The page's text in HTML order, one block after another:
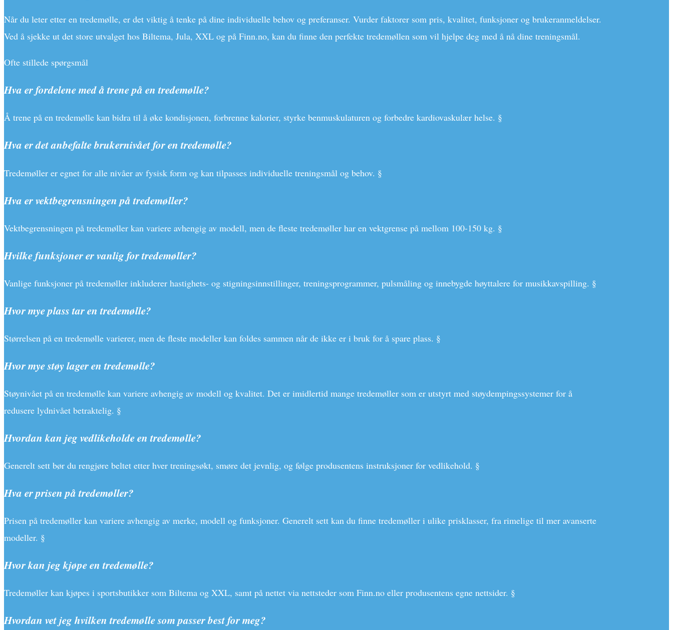
Når du leter etter en tredemølle, er det viktig å tenke på dine individuelle behov og preferanser. Vurder faktorer som pris, kvalitet, funksjoner og brukeranmeldelser.
Ved å sjekke ut det store utvalget hos Biltema, Jula, XXL og på Finn.no, kan du finne den perfekte tredemøllen som vil hjelpe deg med å nå dine treningsmål.
Ofte stillede spørgsmål
Hva er fordelene med å trene på en tredemølle?
Å trene på en tredemølle kan bidra til å øke kondisjonen, forbrenne kalorier, styrke benmuskulaturen og forbedre kardiovaskulær helse. §
Hva er det anbefalte brukernivået for en tredemølle?
Tredemøller er egnet for alle nivåer av fysisk form og kan tilpasses individuelle treningsmål og behov. §
Hva er vektbegrensningen på tredemøller?
Vektbegrensningen på tredemøller kan variere avhengig av modell, men de fleste tredemøller har en vektgrense på mellom 100-150 kg. §
Hvilke funksjoner er vanlig for tredemøller?
Vanlige funksjoner på tredemøller inkluderer hastighets- og stigningsinnstillinger, treningsprogrammer, pulsmåling og innebygde høyttalere for musikkavspilling. §
Hvor mye plass tar en tredemølle?
Størrelsen på en tredemølle varierer, men de fleste modeller kan foldes sammen når de ikke er i bruk for å spare plass. §
Hvor mye støy lager en tredemølle?
Støynivået på en tredemølle kan variere avhengig av modell og kvalitet. Det er imidlertid mange tredemøller som er utstyrt med støydempingssystemer for å
redusere lydnivået betraktelig. §
Hvordan kan jeg vedlikeholde en tredemølle?
Generelt sett bør du rengjøre beltet etter hver treningsøkt, smøre det jevnlig, og følge produsentens instruksjoner for vedlikehold. §
Hva er prisen på tredemøller?
Prisen på tredemøller kan variere avhengig av merke, modell og funksjoner. Generelt sett kan du finne tredemøller i ulike prisklasser, fra rimelige til mer avanserte
modeller. §
Hvor kan jeg kjøpe en tredemølle?
Tredemøller kan kjøpes i sportsbutikker som Biltema og XXL, samt på nettet via nettsteder som Finn.no eller produsentens egne nettsider. §
Hvordan vet jeg hvilken tredemølle som passer best for meg?